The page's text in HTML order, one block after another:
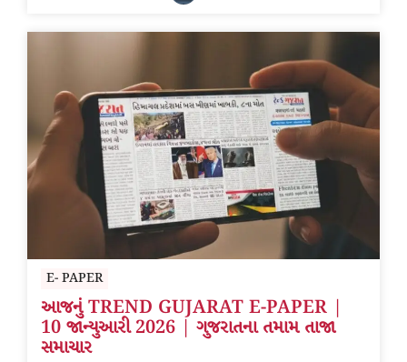
E- PAPER
આજનું TREND GUJARAT E-PAPER |
10 જાન્યુઆરી 2026 | ગુજરાતના તમામ તાજા
સમાચાર